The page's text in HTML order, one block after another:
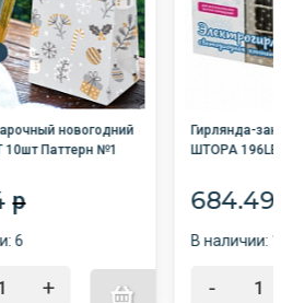
новогодний
Паттерн №1
p
6
+
Гирлянда-
ШТОРА
СКАЗКА,
684.49
В наличии:
-